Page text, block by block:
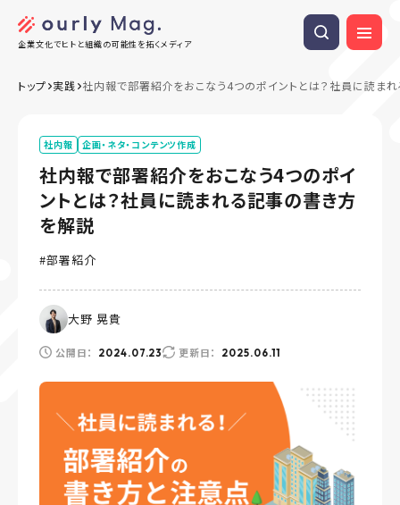
企業文化でヒトと組織の可能性を拓くメディア
トップ 実践 社内報で部署紹介をおこなう4つのポイントとは？社員に読ま
社内報 企画・ネタ・コンテンツ作成
社内報で部署紹介をおこなう4つのポイ
ントとは？社員に読まれる記事の書き方
を解説
部署紹介
大野 晃貴
公開日： 2024.07.23 更新日： 2025.06.11